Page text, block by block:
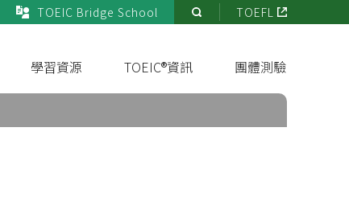
TOEIC Bridge School
站
TOEFL
學習資源 TOEIC®資訊 團體測驗